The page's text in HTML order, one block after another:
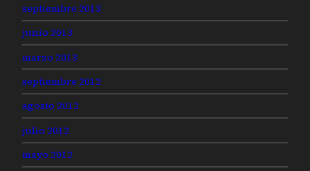
septiembre 2013
junio 2013
marzo 2013
septiembre 2012
agosto 2012
julio 2012
mayo 2012